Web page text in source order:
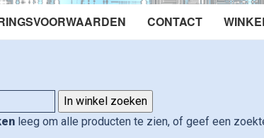
CONTACT
leeg om alle producten te zien, of geef een